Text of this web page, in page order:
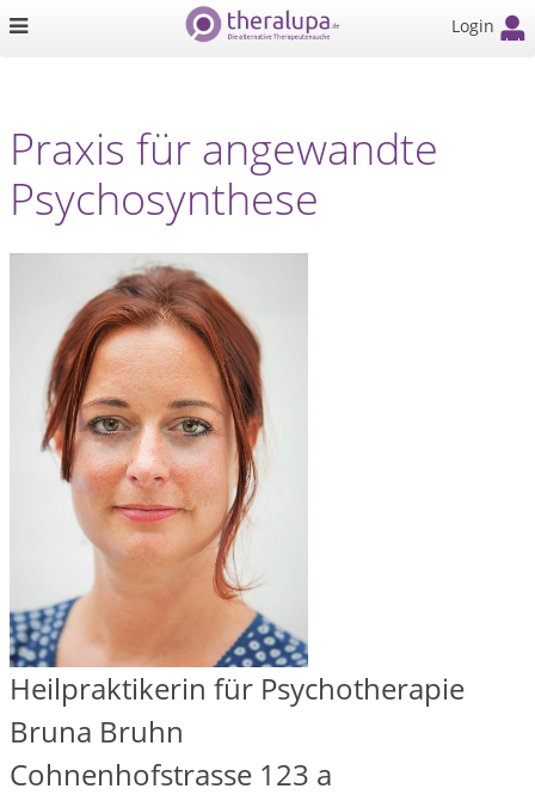
Login
Praxis für angewandte
Psychosynthese
Heilpraktikerin für Psychotherapie
Bruna Bruhn
Cohnenhofstrasse 123 a